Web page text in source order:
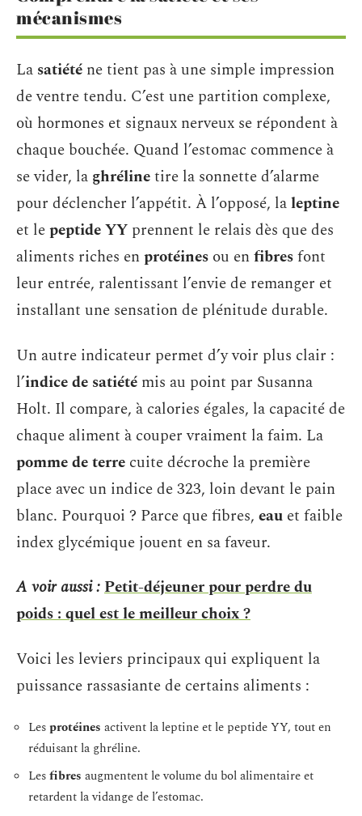
mécanismes
La satiété ne tient pas à une simple impression
de ventre tendu. C’est une partition complexe,
où hormones et signaux nerveux se répondent à
chaque bouchée. Quand l’estomac commence à
se vider, la ghrélinetire la sonnette d’alarme
pour déclencher l’appétit. À l’opposé, laleptine
et lepeptide YY prennent le relais dès que des
aliments riches enprotéines ou enfibresfont
leur entrée, ralentissant l’envie de remanger et
installant une sensation de plénitude durable.
Un autre indicateur permet d’y voir plus clair :
l’indice de satiété mis au point par Susanna
Holt. Il compare, à calories égales, la capacité de
chaque aliment à couper vraiment la faim. La
pomme de terre cuite décroche la première
place avec un indice de 323, loin devant le pain
blanc. Pourquoi ? Parce que fibres, eau et faible
index glycémique jouent en sa faveur.
A voir aussi :Petit-déjeuner pour perdre du
poids : quel est le meilleur choix ?
Voici les leviers principaux qui expliquent la
puissance rassasiante de certains aliments :
Lesprotéines activent la leptine et le peptide YY, tout en
réduisant la ghréline.
Lesfibres augmentent le volume du bol alimentaire et
retardent la vidange de l’estomac.